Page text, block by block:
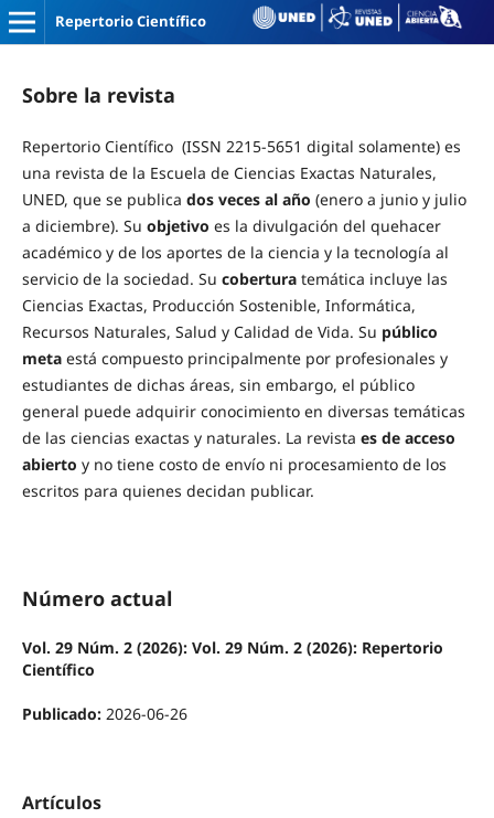
Repertorio Científico
Sobre la revista
Repertorio Científico (ISSN 2215-5651 digital solamente) es
una revista de la Escuela de Ciencias Exactas Naturales,
UNED, que se publica dos veces al año (enero a junio y julio
a diciembre). Su objetivo es la divulgación del quehacer
académico y de los aportes de la ciencia y la tecnología al
servicio de la sociedad. Su coberturatemática incluye las
Ciencias Exactas, Producción Sostenible, Informática,
Recursos Naturales, Salud y Calidad de Vida. Su público
metaestá compuesto principalmente por profesionales y
estudiantes de dichas áreas, sin embargo, el público
general puede adquirir conocimiento en diversas temáticas
de las ciencias exactas y naturales. La revista es de acceso
abierto y no tiene costo de envío ni procesamiento de los
escritos para quienes decidan publicar.
Número actual
Vol. 29 Núm. 2 (2026): Vol. 29 Núm. 2 (2026): Repertorio
Científico
Publicado: 2026-06-26
Artículos